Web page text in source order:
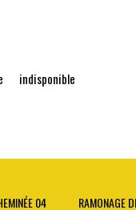
indisponible
04 RAMONAGE